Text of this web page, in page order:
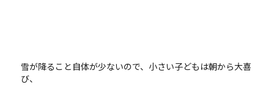
雪が降ること自体が少ないので、小さい子どもは朝から大喜
び、